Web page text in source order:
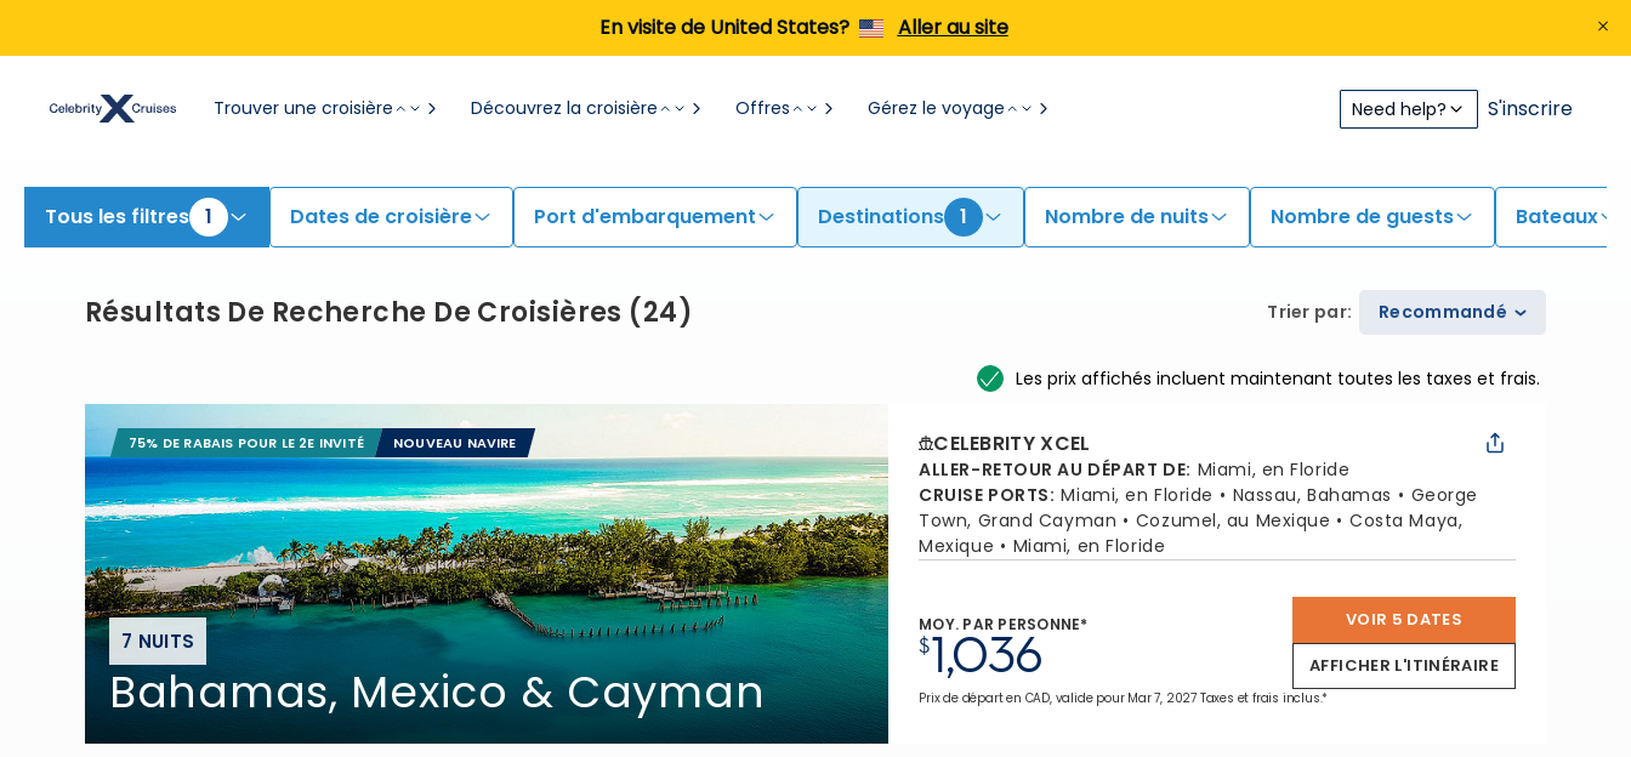
En visite de United States? Aller au site
Trouver une croisière Découvrez la croisière Offres Gérez le voyage Need help? S'inscrire
Tous les filtres 1 Dates de croisière Port d'embarquement Destinations 1 Nombre de nuits Nombre de guests Bateaux
Résultats De Recherche De Croisières (24) Trier par: Recommandé
Les prix affichés incluent maintenant toutes les taxes et frais.
7 NUITS
Bahamas, Mexico & Cayman
75% DE RABAIS POUR LE 2E INVITÉ NOUVEAU NAVIRE CELEBRITY XCEL
ALLER-RETOUR AU DÉPART DE: Miami, en Floride
CRUISE PORTS: Miami, en Floride Nassau, Bahamas
George
Town, Grand Cayman
Cozumel, au Mexique
Costa Maya,
Mexique
Miami, en Floride
MOY. PAR PERSONNE*
$1,036
VOIR 5 DATES
AFFICHER L'ITINÉRAIRE
Prix de départ en CAD, valide pour Mar 7, 2027 Taxes et frais inclus.*